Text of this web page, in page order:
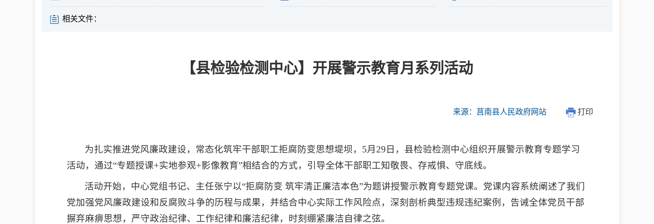
经济发展 图说莒南 政府开放日 网上调查
相关文件：
【县检验检测中心】开展警示教育月系列活动
来源：莒南县人民政府网站 打印
为扎实推进党风廉政建设，常态化筑牢干部职工拒腐防变思想堤坝，5月29日，县检验检测中心组织开展警示教育专题学习
活动，通过“专题授课+实地参观+影像教育”相结合的方式，引导全体干部职工知敬畏、存戒惧、守底线。
活动开始，中心党组书记、主任张宁以“拒腐防变 筑牢清正廉洁本色”为题讲授警示教育专题党课。党课内容系统阐述了我们
党加强党风廉政建设和反腐败斗争的历程与成果，并结合中心实际工作风险点，深刻剖析典型违规违纪案例，告诫全体党员干部
摒弃麻痹思想，严守政治纪律、工作纪律和廉洁纪律，时刻绷紧廉洁自律之弦。